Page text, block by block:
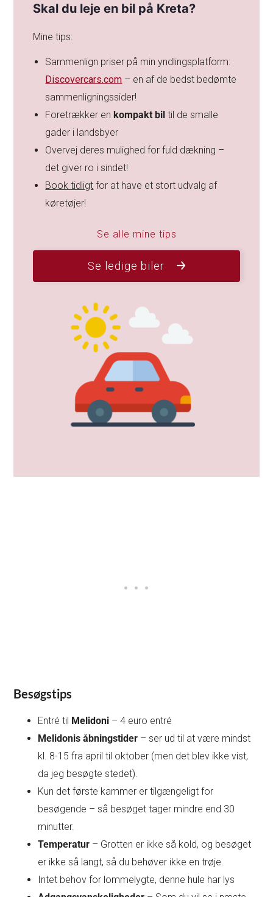
Skal du leje en bil på Kreta?
Mine tips:
Sammenlign priser på min yndlingsplatform:
Discovercars.com – en af de bedst bedømte
sammenligningssider!
Foretrækker enkompakt bil til de smalle
gader i landsbyer
Overvej deres mulighed for fuld dækning –
det giver ro i sindet!
Book tidligt for at have et stort udvalg af
køretøjer!
Se alle mine tips
Se ledige biler
Besøgstips
Entré til Melidoni – 4 euro entré
Melidonis åbningstider – ser ud til at være mindst
kl. 8-15 fra april til oktober (men det blev ikke vist,
da jeg besøgte stedet).
Kun det første kammer er tilgængeligt for
besøgende – så besøget tager mindre end 30
minutter.
Temperatur – Grotten er ikke så kold, og besøget
er ikke så langt, så du behøver ikke en trøje.
Intet behov for lommelygte, denne hule har lys